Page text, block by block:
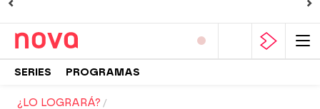
SERIES PROGRAMAS
¿LO LOGRARÁ?